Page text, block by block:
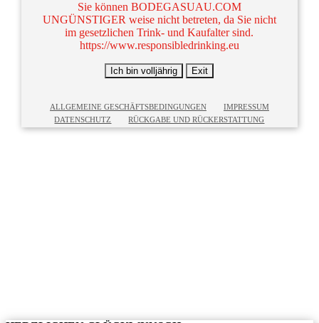
Sie können BODEGASUAU.COM
UNGÜNSTIGER weise nicht betreten, da Sie nicht
im gesetzlichen Trink- und Kaufalter sind.
https://www.responsibledrinking.eu
Ich bin volljährig Exit
ALLGEMEINE GESCHÄFTSBEDINGUNGEN
IMPRESSUM
DATEN­SCHUTZ
RÜCKGABE UND RÜCKERSTATTUNG